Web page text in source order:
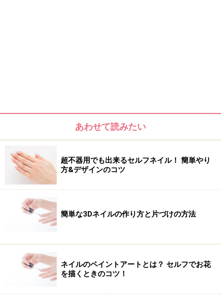
＜目次＞
ゼブラネイルのやり方・描き方
ネイル施術協力
あわせて読みたい
超不器用でも出来るセルフネイル！ 簡単やり
方&デザインのコツ
簡単な3Dネイルの作り方と片づけの方法
ネイルのペイントアートとは？ セルフでお花
を描くときのコツ！